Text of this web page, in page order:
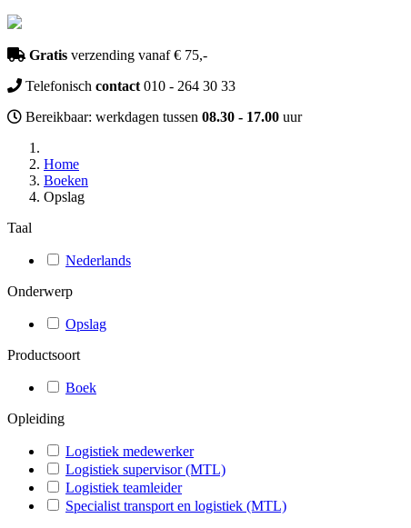
Gratis verzending vanaf € 75,-
Telefonisch contact 010 - 264 30 33
Bereikbaar: werkdagen tussen 08.30 - 17.00 uur
Home
Boeken
Opslag
Taal
Nederlands
Onderwerp
Opslag
Productsoort
Boek
Opleiding
Logistiek medewerker
Logistiek supervisor (MTL)
Logistiek teamleider
Specialist transport en logistiek (MTL)